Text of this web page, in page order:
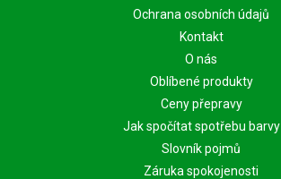
Ochrana osobních údajů
Kontakt
O nás
Oblíbené produkty
Ceny přepravy
Jak spočítat spotřebu barvy
Slovník pojmů
Záruka spokojenosti